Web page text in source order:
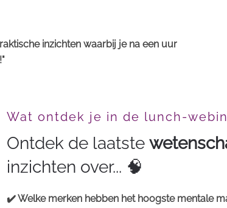
inzichten waarbij je na een uur
Wat ontdek je in de lunch-
Ontdek de laatste
inzichten over... 🧠
✔️ Welke merken hebben het hoogste mentale